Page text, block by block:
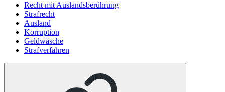
Recht mit Auslandsberührung
Strafrecht
Ausland
Korruption
Geldwäsche
Strafverfahren